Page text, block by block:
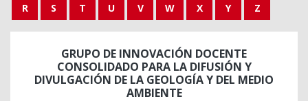
R
S T U V W X Y Z
GRUPO DE INNOVACIÓN DOCENTE
CONSOLIDADO PARA LA DIFUSIÓN Y
DIVULGACIÓN DE LA GEOLOGÍA Y DEL MEDIO
AMBIENTE